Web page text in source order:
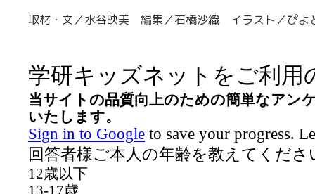
取材・文／水谷映美 編集／石橋沙織 イラスト／ぴ